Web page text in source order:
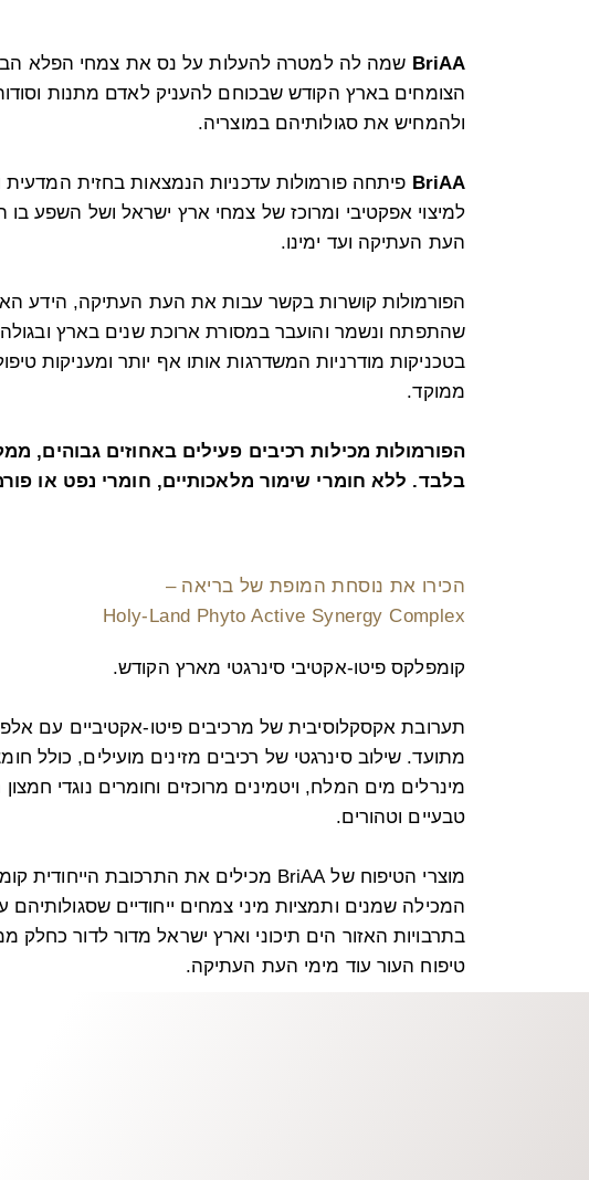
BriAA שמה לה למטרה להעלות על נס את צמחי הפלא
הצומחים בארץ הקודש שבכוחם להעניק לאדם מתנות
ולהמחיש את סגולותיהם במוצריה.
BriAA פיתחה פורמולות עדכניות הנמצאות בחזית המדעית
למיצוי אפקטיבי ומרוכז של צמחי ארץ ישראל ושל השפע
העת העתיקה ועד ימינו.
הפורמולות קושרות בקשר עבות את העת העתיקה, הידע
שהתפתח ונשמר והועבר במסורת ארוכת שנים בארץ
בטכניקות מודרניות המשדרגות אותו אף יותר ומעניקות
ממוקד.
הפורמולות מכילות רכיבים פעילים באחוזים גבוהים,
בלבד. ללא חומרי שימור מלאכותיים, חומרי נפט או
הכירו את נוסחת המופת של בריאה –
Holy-Land Phyto Active Synergy Complex
קומפלקס פיטו-אקטיבי סינרגטי מארץ הקודש.
תערובת אקסקלוסיבית של מרכיבים פיטו-אקטיביים עם
מתועד. שילוב סינרגטי של רכיבים מזינים מועילים, כולל
מינרלים מים המלח, ויטמינים מרוכזים וחומרים נוגדי
טבעיים וטהורים.
המכילה שמנים ותמציות מיני צמחים ייחודיים שסגולותיהם
בתרבויות האזור הים תיכוני וארץ ישראל מדור לדור כחלק
טיפוח העור עוד מימי העת העתיקה.